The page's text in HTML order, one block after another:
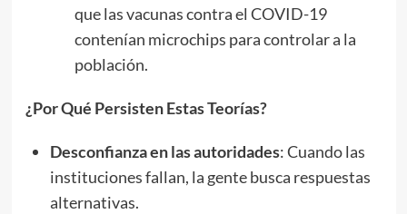
que las vacunas contra el COVID-19
contenían microchips para controlar a la
población.
¿Por Qué Persisten Estas Teorías?
Desconfianza en las autoridades: Cuando las
instituciones fallan, la gente busca respuestas
alternativas.